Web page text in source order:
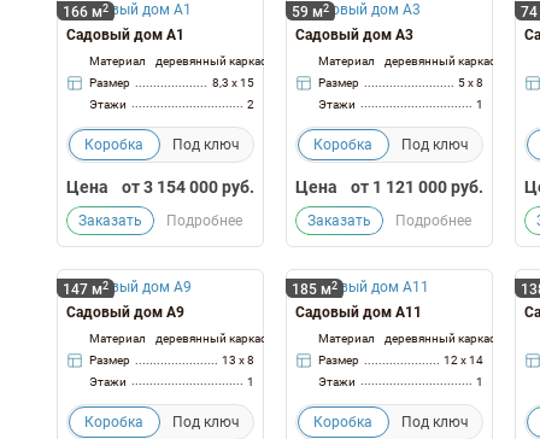
166 м2
Садовый дом А1
Материал
деревянный каркас
Размер
8,3 x 15
Этажи
2
Коробка Под ключ
Цена от3 154 000руб.
Заказать Подробнее
59 м2
Садовый дом А3
Материал
деревянный каркас
Размер
5 x 8
Этажи
1
Коробка Под ключ
Цена от 1 121 000руб.
Заказать Подробнее
147 м2
Садовый дом А9
Материал
деревянный каркас
Размер
13 x 8
Этажи
1
Коробка Под ключ
185 м2
Садовый дом А11
Материал
деревянный каркас
Размер
12 x 14
Этажи
1
Коробка Под ключ